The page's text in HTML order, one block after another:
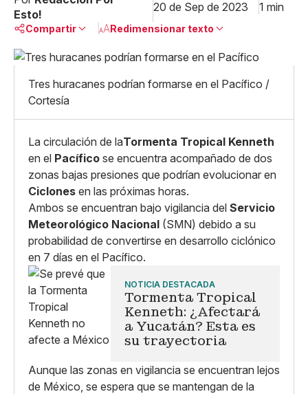
Esto!
20 de Sep de 2023 1 min
Compartir
Facebook
X
Copiar enlace
Redimensionar texto
Mediano
Tres huracanes podrían formarse en el Pacífico /
Cortesía
La circulación de laTormenta Tropical Kenneth
en el Pacífico se encuentra acompañado de dos
zonas bajas presiones que podrían evolucionar en
Ciclones en las próximas horas.
Ambos se encuentran bajo vigilancia del Servicio
Meteorológico Nacional (SMN) debido a su
probabilidad de convertirse en desarrollo ciclónico
en 7 días en el Pacífico.
NOTICIA DESTACADA
Tormenta Tropical
Kenneth: ¿Afectará
a Yucatán? Esta es
su trayectoria
Aunque las zonas en vigilancia se encuentran lejos
de México, se espera que se mantengan de la